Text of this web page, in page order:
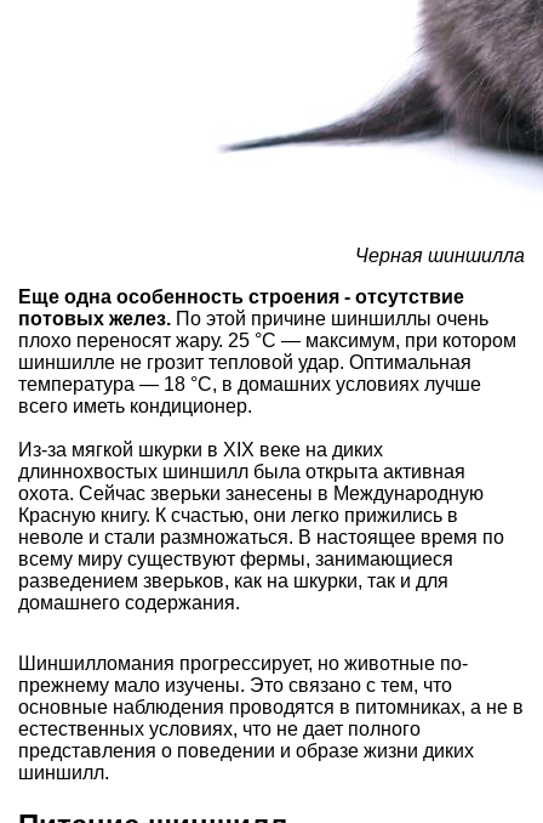
Черная шиншилла
Еще одна особенность строения - отсутствие
потовых желез. По этой причине шиншиллы очень
плохо переносят жару. 25 °С — максимум, при котором
шиншилле не грозит тепловой удар. Оптимальная
температура — 18 °С, в домашних условиях лучше
всего иметь кондиционер.
Из-за мягкой шкурки в ХIХ веке на диких
длиннохвостых шиншилл была открыта активная
охота. Сейчас зверьки занесены в Международную
Красную книгу. К счастью, они легко прижились в
неволе и стали размножаться. В настоящее время по
всему миру существуют фермы, занимающиеся
разведением зверьков, как на шкурки, так и для
домашнего содержания.
Шиншилломания прогрессирует, но животные по-
прежнему мало изучены. Это связано с тем, что
основные наблюдения проводятся в питомниках, а не в
естественных условиях, что не дает полного
представления о поведении и образе жизни диких
шиншилл.